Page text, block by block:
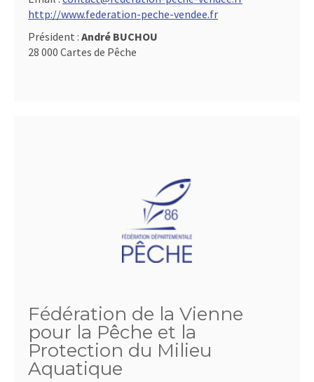
http://www.federation-peche-vendee.fr
Président : André BUCHOU
28 000 Cartes de Pêche
Fédération de la Vienne
pour la Pêche et la
Protection du Milieu
Aquatique